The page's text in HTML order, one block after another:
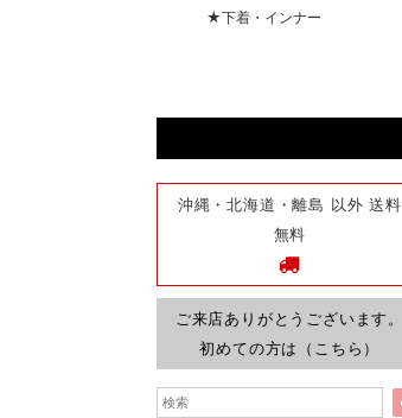
★下着・インナー
沖縄・北海道・離島 以外 送料
無料
ご来店ありがとうございます。
初めての方は（こちら）